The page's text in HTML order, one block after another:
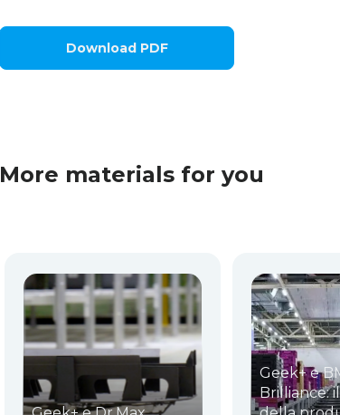
Download PDF
More materials for you
Geek+ e
Brilliance: